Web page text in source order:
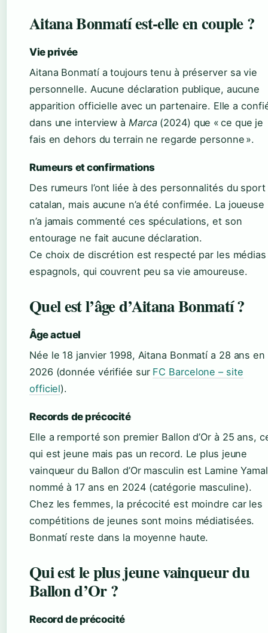
Aitana Bonmatí est-elle en couple ?
Vie privée
Aitana Bonmatí a toujours tenu à préserver sa vie
personnelle. Aucune déclaration publique, aucune
apparition officielle avec un partenaire. Elle a
dans une interview à Marca(2024) que « ce que je
fais en dehors du terrain ne regarde personne ».
Rumeurs et confirmations
Des rumeurs l’ont liée à des personnalités du sport
catalan, mais aucune n’a été confirmée. La joueuse
n’a jamais commenté ces spéculations, et son
entourage ne fait aucune déclaration.
Ce choix de discrétion est respecté par les médias
espagnols, qui couvrent peu sa vie amoureuse.
Quel est l’âge d’Aitana Bonmatí ?
Âge actuel
Née le 18 janvier 1998, Aitana Bonmatí a 28 ans en
2026 (donnée vérifiée sur FC Barcelone – site
officiel).
Records de précocité
Elle a remporté son premier Ballon d’Or à 25 ans,
qui est jeune mais pas un record. Le plus jeune
vainqueur du Ballon d’Or masculin est Lamine
nommé à 17 ans en 2024 (catégorie masculine).
Chez les femmes, la précocité est moindre car les
compétitions de jeunes sont moins médiatisées.
Bonmatí reste dans la moyenne haute.
Qui est le plus jeune vainqueur du
Ballon d’Or ?
Record de précocité